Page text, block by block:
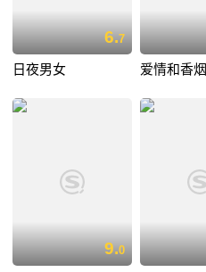
6.7
日夜男女 爱情和香烟
9.0